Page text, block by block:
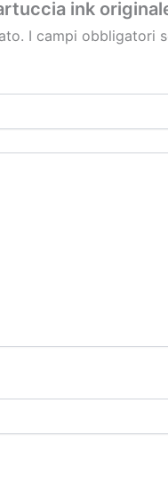
ink
I campi obbligatori